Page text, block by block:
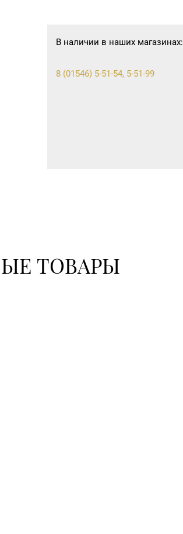
В наличии в наших магазинах:
8 (01546) 5-51-54, 5-51-99
ТОВАРЫ